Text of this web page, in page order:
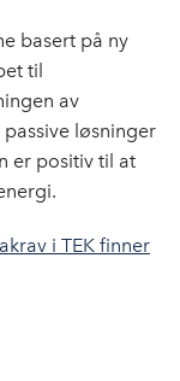
o
I
basert på ny
til
av
løsninger
er positiv til at
i TEK finner